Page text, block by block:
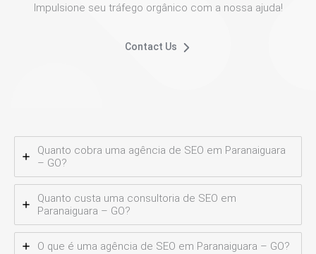
Impulsione seu tráfego orgânico com a nossa ajuda!
Contact Us
Quanto cobra uma agência de SEO em Paranaiguara
– GO?
Quanto custa uma consultoria de SEO em
Paranaiguara – GO?
O que é uma agência de SEO em Paranaiguara – GO?